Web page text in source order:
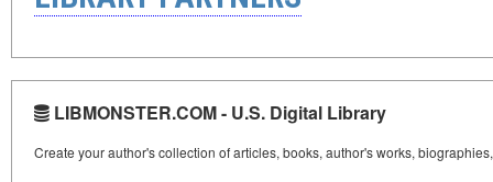
LIBMONSTER.COM - U.S. Digital Library
Create your author's collection of articles, books, author's works,